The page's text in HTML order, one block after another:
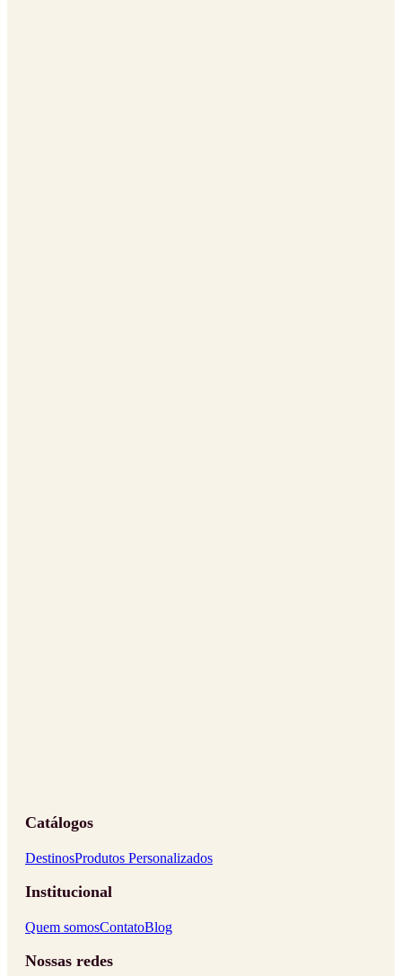
Catálogos
DestinosProdutos Personalizados
Institucional
Quem somosContatoBlog
Nossas redes